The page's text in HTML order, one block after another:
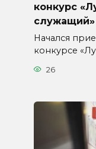
конкурс
служащий»
Начался
конкурсе
26